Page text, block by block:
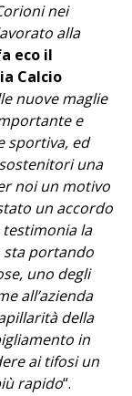
nei
alla
eco il
Calcio
nuove maglie
e
sportiva, ed
una
noi un motivo
un accordo
la
sta portando
uno degli
all’azienda
della
in
ai tifosi un
rapido“.